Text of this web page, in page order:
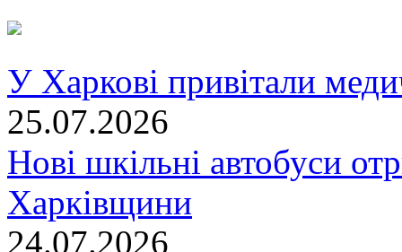
У Харкові привітали
25.07.2026
Нові шкільні автобуси
Харківщини
24.07.2026